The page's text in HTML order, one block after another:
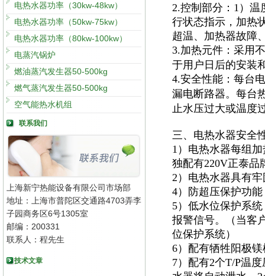
电热水器功率（30kw-48kw）
电热水器功率（50kw-75kw）
电热水器功率（80kw-100kw）
电蒸汽锅炉
燃油蒸汽发生器50-500kg
燃气蒸汽发生器50-500kg
空气能热水机组
联系我们
上海新宁热能设备有限公司市场部
地址：上海市普陀区交通路4703弄李
子园商务区6号1305室
邮编：200331
联系人：程先生
技术文章
2.控制部分：1）温
行状态指示，加热
超温、加热器故障
3.加热元件：采用
于用户日后的安装
4.安全性能：每台
漏电断路器。每台
止水压过大或温度
三、电热水器安全
1）电热水器每组
独配有220V正泰品
2）电热水器具有
4）防超压保护功
5）低水位保护系
报警信号。（当客
位保护系统）
6）配有牺牲阳极
7）配有2个T/P温